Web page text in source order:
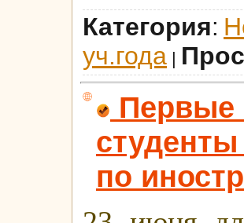
Категория:
уч.года |
Первые
по